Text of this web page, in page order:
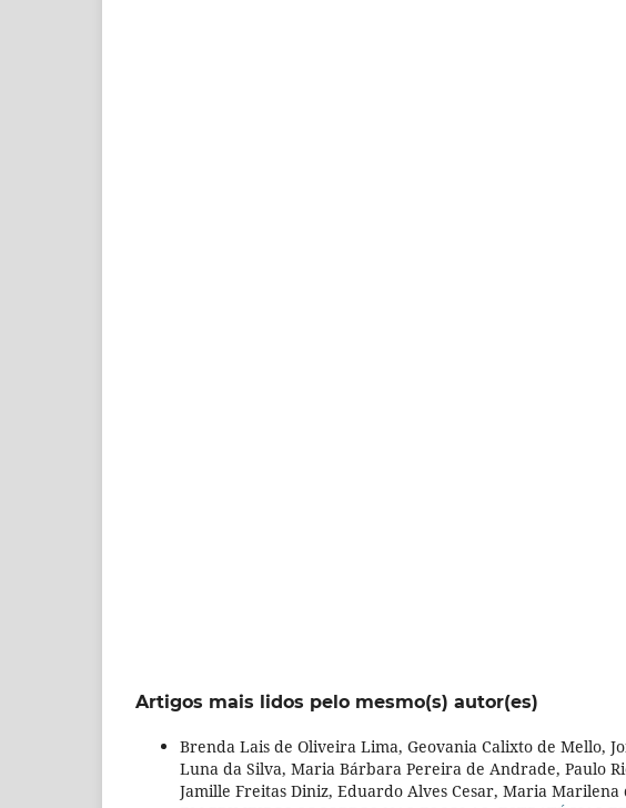
Artigos mais lidos pelo mesmo(s) autor(es)
Brenda Lais de Oliveira Lima, Geovania Calixto de Mello,
Luna da Silva, Maria Bárbara Pereira de Andrade, Paulo
Jamille Freitas Diniz, Eduardo Alves Cesar, Maria